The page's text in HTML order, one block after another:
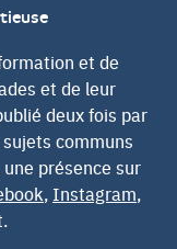
et de
et de leur
deux fois par
communs
présence sur
, Instagram,